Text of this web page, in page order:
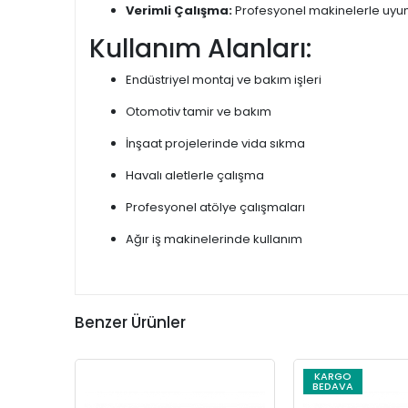
Verimli Çalışma:Profesyonel makinelerle
Kullanım Alanları:
Endüstriyel montaj ve bakım işleri
Otomotiv tamir ve bakım
İnşaat projelerinde vida sıkma
Havalı aletlerle çalışma
Profesyonel atölye çalışmaları
Ağır iş makinelerinde kullanım
Benzer Ürünler
KARGO
BEDAVA